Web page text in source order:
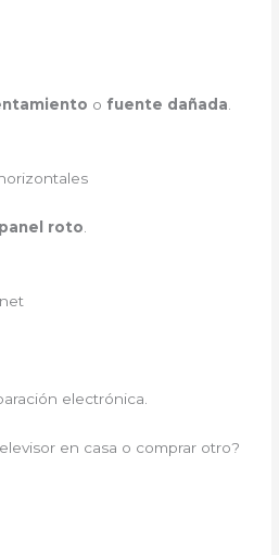
o fuente dañada.
roto
electrónica.
en casa o comprar otro?